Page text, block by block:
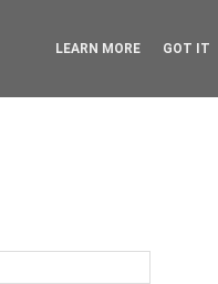
LEARN MORE GOT IT